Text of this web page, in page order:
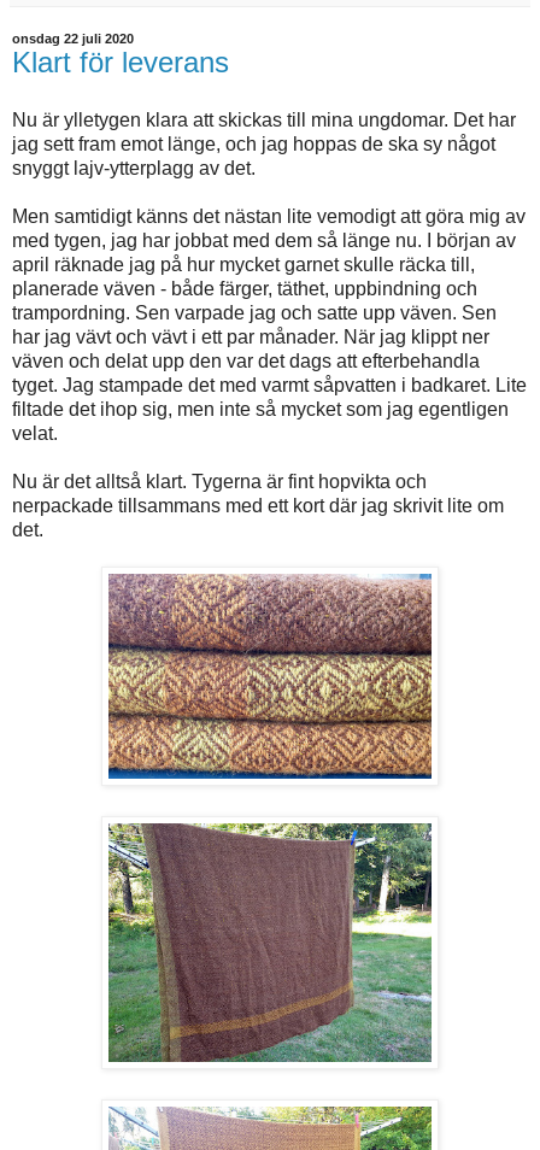
onsdag 22 juli 2020
Klart för leverans
Nu är ylletygen klara att skickas till mina ungdomar. Det har
jag sett fram emot länge, och jag hoppas de ska sy något
snyggt lajv-ytterplagg av det.
Men samtidigt känns det nästan lite vemodigt att göra mig av
med tygen, jag har jobbat med dem så länge nu. I början av
april räknade jag på hur mycket garnet skulle räcka till,
planerade väven - både färger, täthet, uppbindning och
trampordning. Sen varpade jag och satte upp väven. Sen
har jag vävt och vävt i ett par månader. När jag klippt ner
väven och delat upp den var det dags att efterbehandla
tyget. Jag stampade det med varmt såpvatten i badkaret. Lite
filtade det ihop sig, men inte så mycket som jag egentligen
velat.
Nu är det alltså klart. Tygerna är fint hopvikta och
nerpackade tillsammans med ett kort där jag skrivit lite om
det.